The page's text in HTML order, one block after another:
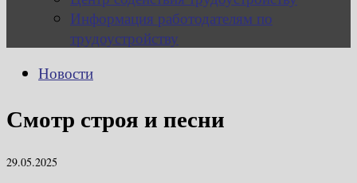
Информация работодателям по
трудоустройству
Новости
Смотр строя и песни
29.05.2025